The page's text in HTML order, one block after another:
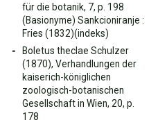
für die botanik, 7, p. 198
(Basionyme) Sankcioniranje :
Fries (1832)(indeks)
Boletus theclae Schulzer
(1870), Verhandlungen der
kaiserich-königlichen
zoologisch-botanischen
Gesellschaft in Wien, 20, p.
178